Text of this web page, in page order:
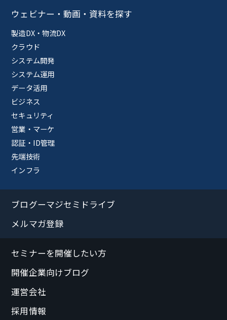
ウェビナー・動画・資料を探す
製造DX・物流DX
クラウド
システム開発
システム運用
データ活用
ビジネス
セキュリティ
営業・マーケ
認証・ID管理
先端技術
インフラ
ブログーマジセミドライブ
メルマガ登録
セミナーを開催したい方
開催企業向けブログ
運営会社
採用情報